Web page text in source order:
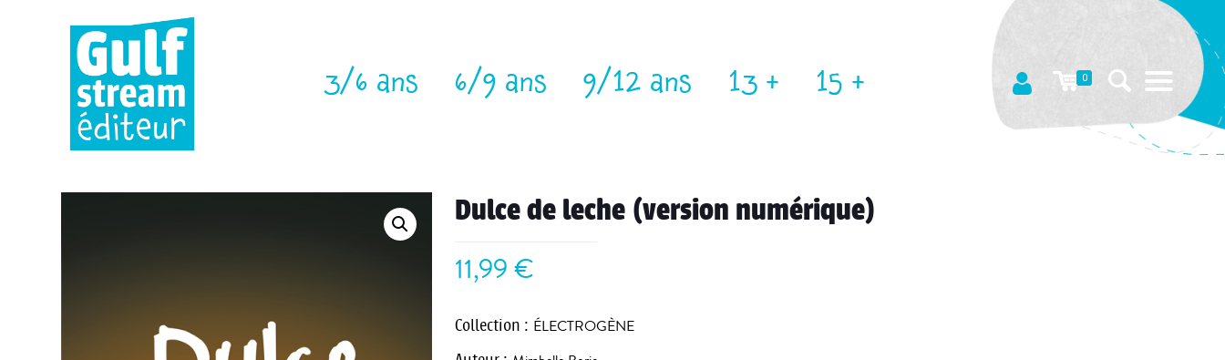
3/6 ans 6/9 ans 9/12 ans 13 + 15 + 0
Dulce de leche (version numérique)
11,99€
Collection : ÉLECTROGÈNE